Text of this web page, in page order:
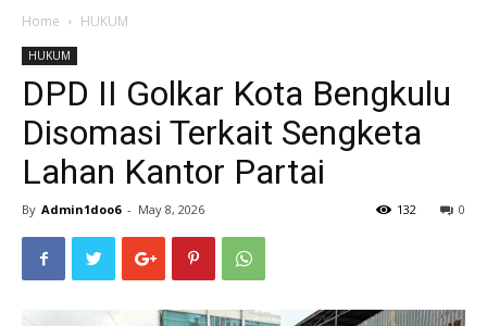
Home HUKUM
HUKUM
DPD II Golkar Kota Bengkulu
Disomasi Terkait Sengketa
Lahan Kantor Partai
By Admin1doo6 - May 8, 2026 0
132